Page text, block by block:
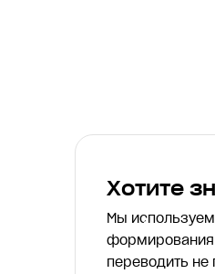
Хотите
Мы
формирования
переводить не